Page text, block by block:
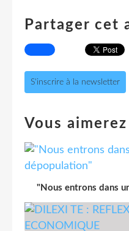
Partager cet
S'inscrire à la newsletter
Vous
"Nous entrons dans